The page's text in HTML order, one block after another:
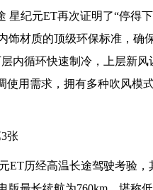
星纪元ET再次证明了“停得
饰材质的顶级环保标准，确
内循环快速制冷，上层新风
使用需求，拥有多种吹风模
ET历经高温长途驾驶考验，